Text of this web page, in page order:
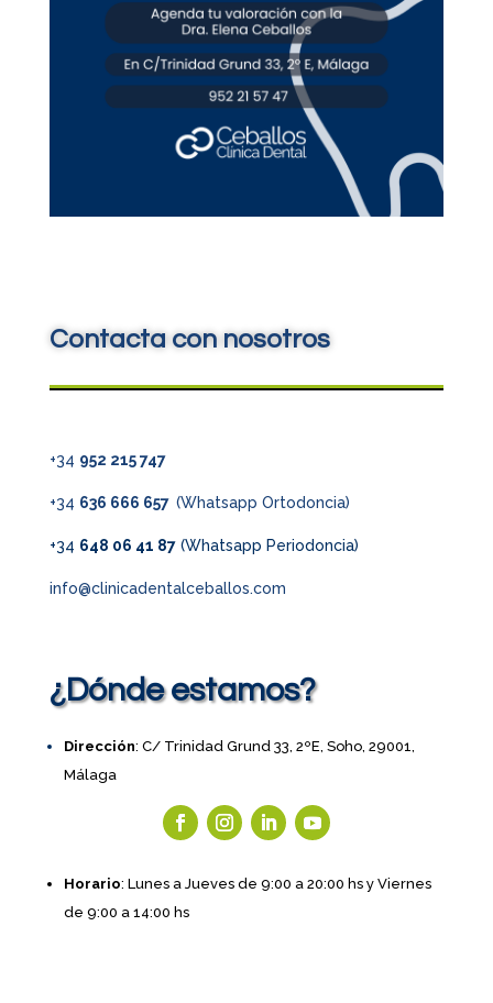
Contacta con nosotros
+34 952 215 747
+34 636 666 657 (Whatsapp Ortodoncia)
+34 648 06 41 87(Whatsapp Periodoncia)
info@clinicadentalceballos.com
¿Dónde estamos?
Dirección: C/ Trinidad Grund 33, 2ºE, Soho, 29001,
Málaga
Horario: Lunes a Jueves de 9:00 a 20:00 hs y Viernes
de 9:00 a 14:00 hs